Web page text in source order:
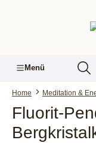
Menü
Home Meditation &
Fluorit-